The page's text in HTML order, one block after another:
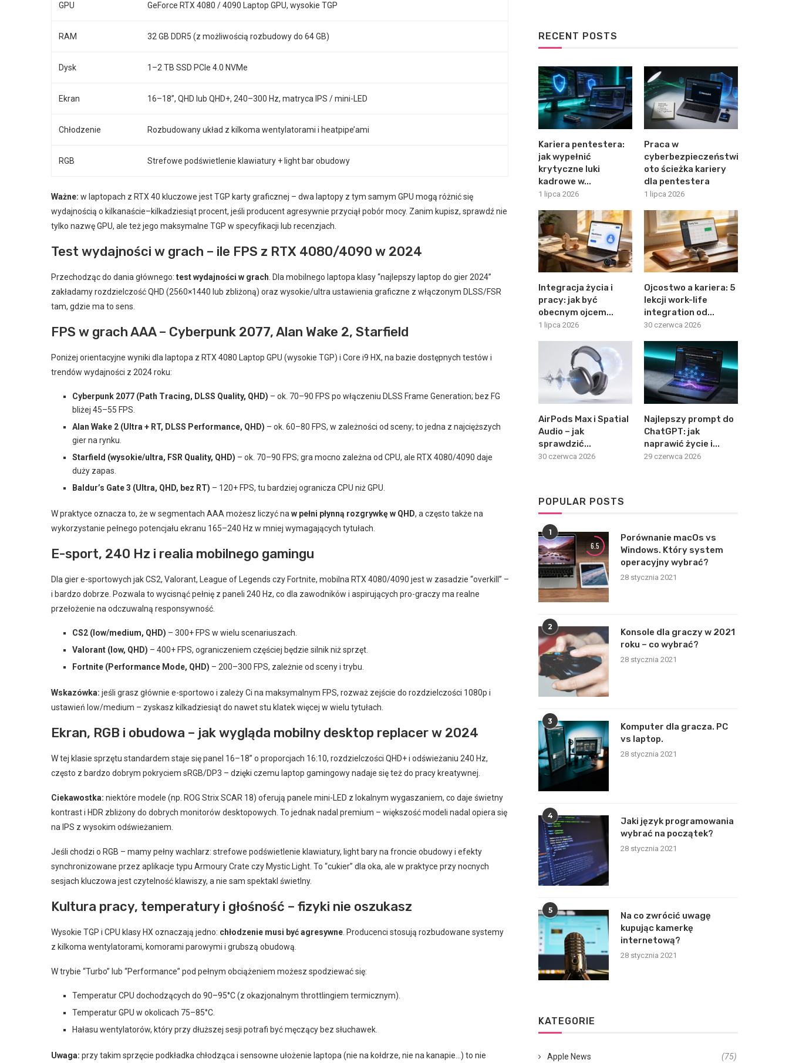
GPU GeForce RTX 4080 / 4090 Laptop GPU, wysokie TGP
RAM 32 GB DDR5 (z możliwością rozbudowy do 64 GB)
Dysk 1–2 TB SSD PCIe 4.0 NVMe
Ekran 16–18”, QHD lub QHD+, 240–300 Hz, matryca IPS / mini-LED
Chłodzenie Rozbudowany układ z kilkoma wentylatorami i heatpipe’ami
RGB Strefowe podświetlenie klawiatury + light bar obudowy
Ważne: w laptopach z RTX 40 kluczowe jest TGP karty graficznej – dwa laptopy z tym samym GPU mogą różnić się
wydajnością o kilkanaście–kilkadziesiąt procent, jeśli producent agresywnie przyciął pobór mocy. Zanim kupisz, sprawdź nie
tylko nazwę GPU, ale też jego maksymalne TGP w specyfikacji lub recenzjach.
Test wydajności w grach – ile FPS z RTX 4080/4090 w 2024
Przechodząc do dania głównego: test wydajności w grach . Dla mobilnego laptopa klasy “najlepszy laptop do gier 2024”
zakładamy rozdzielczość QHD (2560×1440 lub zbliżoną) oraz wysokie/ultra ustawienia graficzne z włączonym DLSS/FSR
tam, gdzie ma to sens.
FPS w grach AAA – Cyberpunk 2077, Alan Wake 2, Starfield
Poniżej orientacyjne wyniki dla laptopa z RTX 4080 Laptop GPU (wysokie TGP) i Core i9 HX, na bazie dostępnych testów i
trendów wydajności z 2024 roku:
Cyberpunk 2077 (Path Tracing, DLSS Quality, QHD) – ok. 70–90 FPS po włączeniu DLSS Frame Generation; bez FG
bliżej 45–55 FPS.
Alan Wake 2 (Ultra + RT, DLSS Performance, QHD) – ok. 60–80 FPS, w zależności od sceny; to jedna z najcięższych
gier na rynku.
Starfield (wysokie/ultra, FSR Quality, QHD) – ok. 70–90 FPS; gra mocno zależna od CPU, ale RTX 4080/4090 daje
duży zapas.
Baldur’s Gate 3 (Ultra, QHD, bez RT) – 120+ FPS, tu bardziej ogranicza CPU niż GPU.
W praktyce oznacza to, że w segmentach AAA możesz liczyć na w pełni płynną rozgrywkę w QHD, a często także na
wykorzystanie pełnego potencjału ekranu 165–240 Hz w mniej wymagających tytułach.
E-sport, 240 Hz i realia mobilnego gamingu
Dla gier e-sportowych jak CS2, Valorant, League of Legends czy Fortnite, mobilna RTX 4080/4090 jest w zasadzie “overkill” –
i bardzo dobrze. Pozwala to wycisnąć pełnię z paneli 240 Hz, co dla zawodników i aspirujących pro-graczy ma realne
przełożenie na odczuwalną responsywność.
CS2 (low/medium, QHD) – 300+ FPS w wielu scenariuszach.
Valorant (low, QHD) – 400+ FPS, ograniczeniem częściej będzie silnik niż sprzęt.
Fortnite (Performance Mode, QHD) – 200–300 FPS, zależnie od sceny i trybu.
Wskazówka: jeśli grasz głównie e-sportowo i zależy Ci na maksymalnym FPS, rozważ zejście do rozdzielczości 1080p i
ustawień low/medium – zyskasz kilkadziesiąt do nawet stu klatek więcej w wielu tytułach.
Ekran, RGB i obudowa – jak wygląda mobilny desktop replacer w 2024
W tej klasie sprzętu standardem staje się panel 16–18” o proporcjach 16:10, rozdzielczości QHD+ i odświeżaniu 240 Hz,
często z bardzo dobrym pokryciem sRGB/DP3 – dzięki czemu laptop gamingowy nadaje się też do pracy kreatywnej.
Ciekawostka: niektóre modele (np. ROG Strix SCAR 18) oferują panele mini-LED z lokalnym wygaszaniem, co daje świetny
kontrast i HDR zbliżony do dobrych monitorów desktopowych. To jednak nadal premium – większość modeli nadal opiera się
na IPS z wysokim odświeżaniem.
Jeśli chodzi o RGB – mamy pełny wachlarz: strefowe podświetlenie klawiatury, light bary na froncie obudowy i efekty
synchronizowane przez aplikacje typu Armoury Crate czy Mystic Light. To “cukier” dla oka, ale w praktyce przy nocnych
sesjach kluczowa jest czytelność klawiszy, a nie sam spektakl świetlny.
Kultura pracy, temperatury i głośność – fizyki nie oszukasz
Wysokie TGP i CPU klasy HX oznaczają jedno: chłodzenie musi być agresywne . Producenci stosują rozbudowane systemy
z kilkoma wentylatorami, komorami parowymi i grubszą obudową.
W trybie “Turbo” lub “Performance” pod pełnym obciążeniem możesz spodziewać się:
Temperatur CPU dochodzących do 90–95°C (z okazjonalnym throttlingiem termicznym).
Temperatur GPU w okolicach 75–85°C.
Hałasu wentylatorów, który przy dłuższej sesji potrafi być męczący bez słuchawek.
Uwaga: przy takim sprzęcie podkładka chłodząca i sensowne ułożenie laptopa (nie na kołdrze, nie na kanapie…) to nie
RECENT POSTS
Kariera pentestera:
jak wypełnić
krytyczne luki
kadrowe w...
1 lipca 2026
Praca w
cyberbezpieczeństwie:
oto ścieżka kariery
dla pentestera
1 lipca 2026
Integracja życia i
pracy: jak być
obecnym ojcem...
1 lipca 2026
Ojcostwo a kariera: 5
lekcji work-life
integration od...
30 czerwca 2026
AirPods Max i Spatial
Audio – jak
sprawdzić...
30 czerwca 2026
Najlepszy prompt do
ChatGPT: jak
naprawić życie i...
29 czerwca 2026
POPULAR POSTS
1
6.5
Porównanie macOs vs
Windows. Który system
operacyjny wybrać?
28 stycznia 2021
2
Konsole dla graczy w 2021
roku – co wybrać?
28 stycznia 2021
3
Komputer dla gracza. PC
vs laptop.
28 stycznia 2021
4
Jaki język programowania
wybrać na początek?
28 stycznia 2021
5
Na co zwrócić uwagę
kupując kamerkę
internetową?
28 stycznia 2021
KATEGORIE
Apple News (75)